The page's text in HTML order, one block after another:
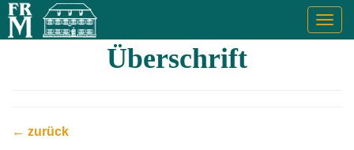
Überschrift
← zurück